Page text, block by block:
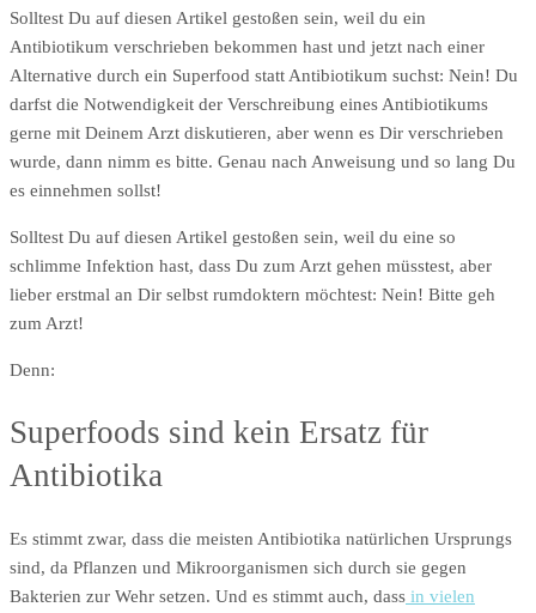
Solltest Du auf diesen Artikel gestoßen sein, weil du ein
Antibiotikum verschrieben bekommen hast und jetzt nach einer
Alternative durch ein Superfood statt Antibiotikum suchst: Nein! Du
darfst die Notwendigkeit der Verschreibung eines Antibiotikums
gerne mit Deinem Arzt diskutieren, aber wenn es Dir verschrieben
wurde, dann nimm es bitte. Genau nach Anweisung und so lang Du
es einnehmen sollst!
Solltest Du auf diesen Artikel gestoßen sein, weil du eine so
schlimme Infektion hast, dass Du zum Arzt gehen müsstest, aber
lieber erstmal an Dir selbst rumdoktern möchtest: Nein! Bitte geh
zum Arzt!
Denn:
Superfoods sind kein Ersatz für
Antibiotika
Es stimmt zwar, dass die meisten Antibiotika natürlichen Ursprungs
sind, da Pflanzen und Mikroorganismen sich durch sie gegen
Bakterien zur Wehr setzen. Und es stimmt auch, dass in vielen